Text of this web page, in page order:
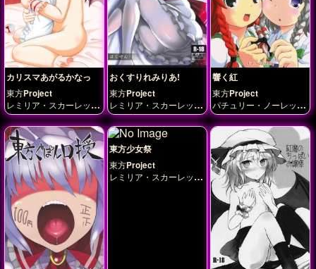
カリスマあがるかなっ
東方Project
レミリア・スカーレッ
ト 十六夜咲夜
おくすりれみりあ!
東方Project
レミリア・スカーレッ
ト
響く紅
東方Project
パチュリー・ノーレッ
ジ レミリア・スカーレ
ット 十六夜咲夜 紅美
東方少女祭
東方Project
レミリア・スカーレッ